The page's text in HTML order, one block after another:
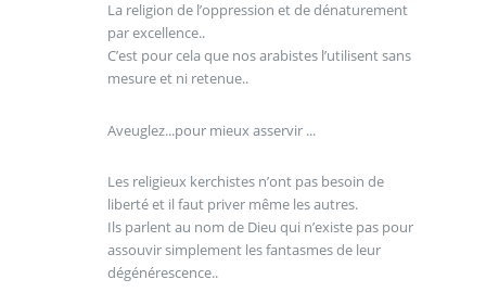
La religion de l’oppression et de dénaturement
par excellence..
C’est pour cela que nos arabistes l’utilisent sans
mesure et ni retenue..
Aveuglez...pour mieux asservir ...
Les religieux kerchistes n’ont pas besoin de
liberté et il faut priver même les autres.
Ils parlent au nom de Dieu qui n’existe pas pour
assouvir simplement les fantasmes de leur
dégénérescence..